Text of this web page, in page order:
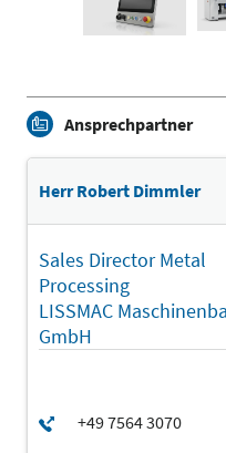
Ansprechpartner
Herr Robert Dimmler
Sales Director Metal
Processing
LISSMAC
GmbH